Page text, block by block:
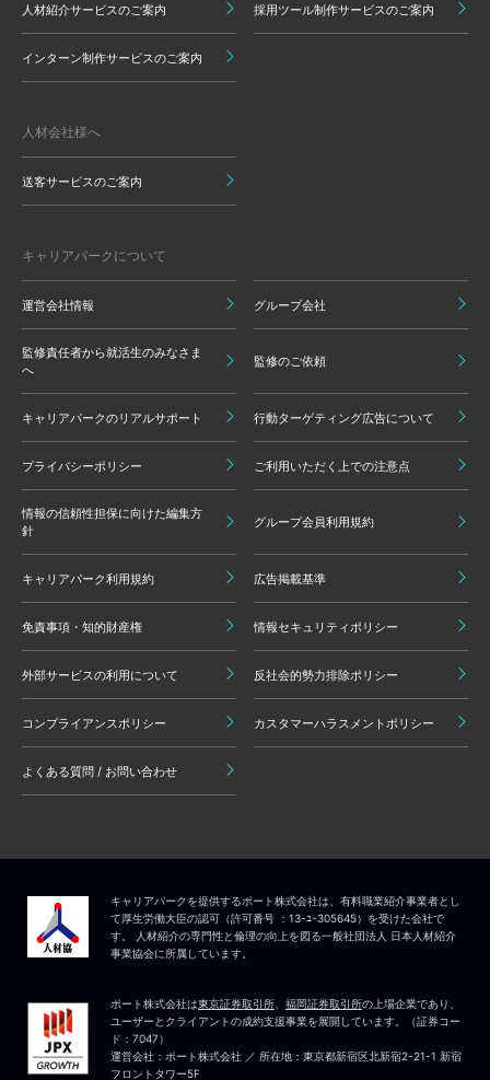
人材紹介サービスのご案内 採用ツール制作サービスのご案内
インターン制作サービスのご案内
人材会社様へ
送客サービスのご案内
キャリアパークについて
運営会社情報 グループ会社
監修責任者から就活生のみなさま
へ
監修のご依頼
キャリアパークのリアルサポート 行動ターゲティング広告について
プライバシーポリシー ご利用いただく上での注意点
情報の信頼性担保に向けた編集方
針
グループ会員利用規約
キャリアパーク利用規約 広告掲載基準
免責事項・知的財産権 情報セキュリティポリシー
外部サービスの利用について 反社会的勢力排除ポリシー
コンプライアンスポリシー カスタマーハラスメントポリシー
よくある質問 / お問い合わせ